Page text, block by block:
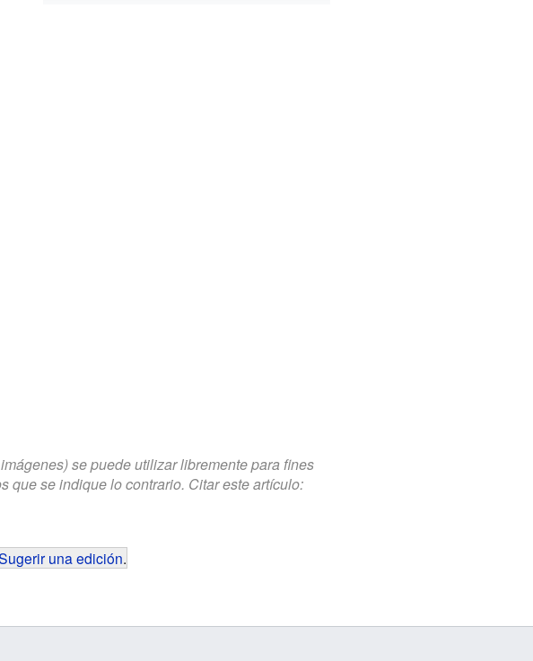
se puede utilizar libremente para fines
que se indique lo contrario. Citar este artículo:
una edición.